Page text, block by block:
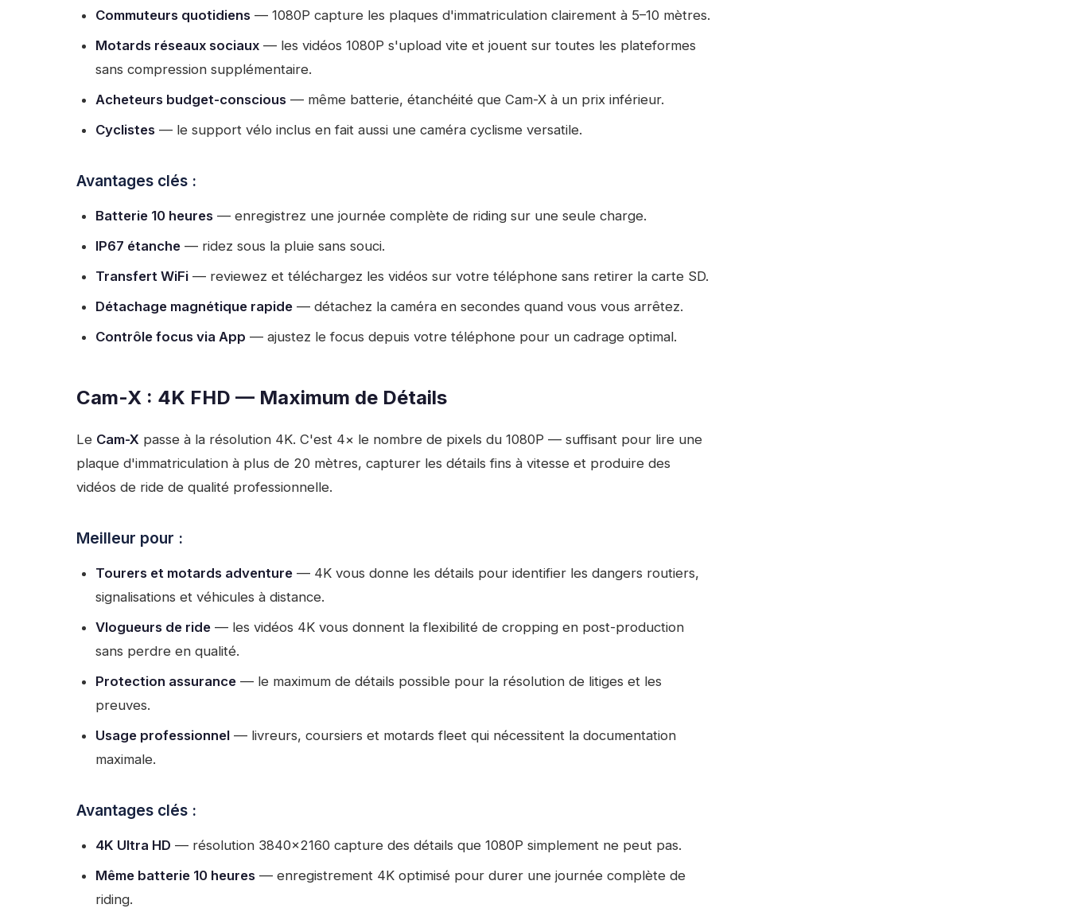
Commuteurs quotidiens — 1080P capture les plaques d'immatriculation clairement à 5–10 mètres.
Motards réseaux sociaux — les vidéos 1080P s'upload vite et jouent sur toutes les plateformes
sans compression supplémentaire.
Acheteurs budget-conscious — même batterie, étanchéité que Cam-X à un prix inférieur.
Cyclistes — le support vélo inclus en fait aussi une caméra cyclisme versatile.
Avantages clés :
Batterie 10 heures — enregistrez une journée complète de riding sur une seule charge.
IP67 étanche — ridez sous la pluie sans souci.
Transfert WiFi — reviewez et téléchargez les vidéos sur votre téléphone sans retirer la carte SD.
Détachage magnétique rapide — détachez la caméra en secondes quand vous vous arrêtez.
Contrôle focus via App — ajustez le focus depuis votre téléphone pour un cadrage optimal.
Cam-X : 4K FHD — Maximum de Détails
Le Cam-X passe à la résolution 4K. C'est 4× le nombre de pixels du 1080P — suffisant pour lire une
plaque d'immatriculation à plus de 20 mètres, capturer les détails fins à vitesse et produire des
vidéos de ride de qualité professionnelle.
Meilleur pour :
Tourers et motards adventure — 4K vous donne les détails pour identifier les dangers routiers,
signalisations et véhicules à distance.
Vlogueurs de ride — les vidéos 4K vous donnent la flexibilité de cropping en post-production
sans perdre en qualité.
Protection assurance — le maximum de détails possible pour la résolution de litiges et les
preuves.
Usage professionnel — livreurs, coursiers et motards fleet qui nécessitent la documentation
maximale.
Avantages clés :
4K Ultra HD — résolution 3840×2160 capture des détails que 1080P simplement ne peut pas.
Même batterie 10 heures — enregistrement 4K optimisé pour durer une journée complète de
riding.